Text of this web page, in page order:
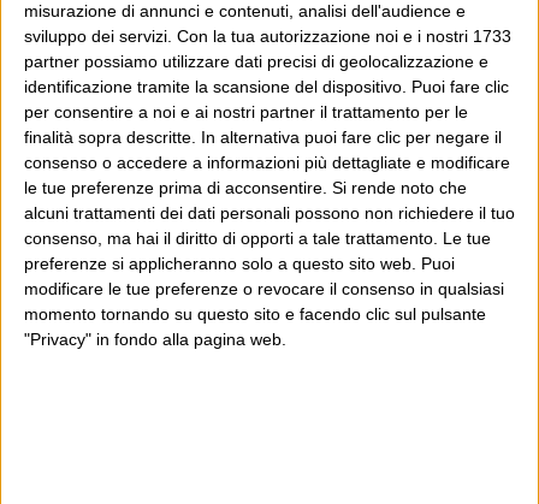
misurazione di annunci e contenuti, analisi dell'audience e
sviluppo dei servizi. Con la tua autorizzazione noi e i nostri 1733
partner possiamo utilizzare dati precisi di geolocalizzazione e
identificazione tramite la scansione del dispositivo. Puoi fare clic
per consentire a noi e ai nostri partner il trattamento per le
finalità sopra descritte. In alternativa puoi fare clic per negare il
consenso o accedere a informazioni più dettagliate e modificare
le tue preferenze prima di acconsentire. Si rende noto che
alcuni trattamenti dei dati personali possono non richiedere il tuo
consenso, ma hai il diritto di opporti a tale trattamento. Le tue
preferenze si applicheranno solo a questo sito web. Puoi
modificare le tue preferenze o revocare il consenso in qualsiasi
momento tornando su questo sito e facendo clic sul pulsante
"Privacy" in fondo alla pagina web.